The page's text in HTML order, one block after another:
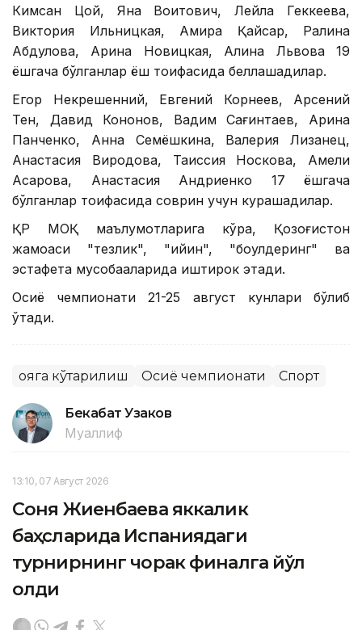
Кимсан Цой, Яна Воитович, Лейла Геккеева,
Виктория Ильницкая, Амира Қайсар, Ралина
Абдулова, Арина Новицкая, Алина Львова 19
ёшгача бўлганлар ёш тоифасида беллашадилар.
Егор Некрешенний, Евгений Корнеев, Арсений
Тен, Давид Кононов, Вадим Сағинтаев, Арина
Панченко, Анна Семёшкина, Валерия Лизанец,
Анастасия Виродова, Таиссия Носкова, Амели
Асқарова, Анастасия Андриенко 17 ёшгача
бўлганлар тоифасида соврин учун курашадилар.
ҚР МОҚ маълумотларига кўра, Қозоғистон
жамоаси "тезлик", "қийин", "боулдеринг" ва
эстафета мусобақаларида иштирок этади.
Осиё чемпионати 21-25 август кунлари бўлиб
ўтади.
Қояга кўтарилиш Осиё чемпионати Спорт
Бекабат Узаков
Муаллиф
13:10, 07 Август 2026
Соня Жиенбаева яккалик
баҳсларида Испаниядаги
турнирнинг чорак финалга йўл
олди